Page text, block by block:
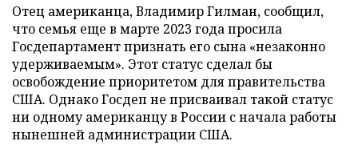
Отец американца, Владимир Гилман, сообщил,
что семья еще в марте 2023 года просила
Госдепартамент признать его сына «незаконно
удерживаемым». Этот статус сделал бы
освобождение приоритетом для правительства
США. Однако Госдеп не присваивал такой статус
ни одному американцу в России с начала работы
нынешней администрации США.